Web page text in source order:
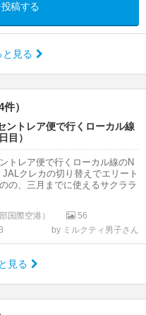
稿する
と見る
）
ントレア便で行くローカル線
目）
トレア便で行くローカル線のN
クレカの切り替えでエリート
の、三月までに使えるサクララ
国際空港）
56
by ミルクティ男子さん
見る